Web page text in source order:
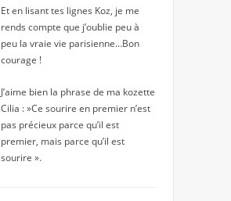
Et en lisant tes lignes Koz, je me
rends compte que j’oublie peu à
peu la vraie vie parisienne…Bon
courage !
J’aime bien la phrase de ma kozette
Cilia : »Ce sourire en premier n’est
pas précieux parce qu’il est
premier, mais parce qu’il est
sourire ».